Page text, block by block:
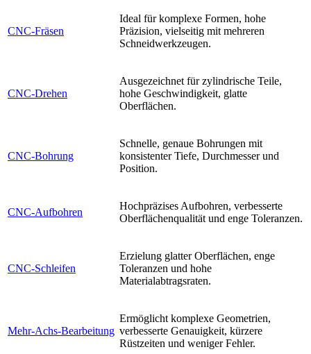
CNC-Fräsen
Ideal für komplexe Formen, hohe
Präzision, vielseitig mit mehreren
Schneidwerkzeugen.
CNC-Drehen
Ausgezeichnet für zylindrische Teile,
hohe Geschwindigkeit, glatte
Oberflächen.
CNC-Bohrung
Schnelle, genaue Bohrungen mit
konsistenter Tiefe, Durchmesser und
Position.
CNC-Aufbohren
Hochpräzises Aufbohren, verbesserte
Oberflächenqualität und enge Toleranzen.
CNC-Schleifen
Erzielung glatter Oberflächen, enge
Toleranzen und hohe
Materialabtragsraten.
Mehr-Achs-Bearbeitung
Ermöglicht komplexe Geometrien,
verbesserte Genauigkeit, kürzere
Rüstzeiten und weniger Fehler.